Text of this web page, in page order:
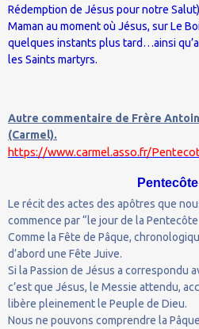
Rédemption de Jésus pour notre
Maman au moment où Jésus, sur Le
quelques instants plus tard…ainsi
les Saints martyrs.
Autre commentaire de Frère
(Carmel).
https://www.carmel.asso.fr/
Le récit des actes des apôtres que
commence par “le jour de la
Comme la Fête de Pâque,
d’abord une Fête Juive.
Si la Passion de Jésus a correspondu
c’est que Jésus, le Messie attendu,
libère pleinement le Peuple de Dieu.
Nous ne pouvons comprendre la